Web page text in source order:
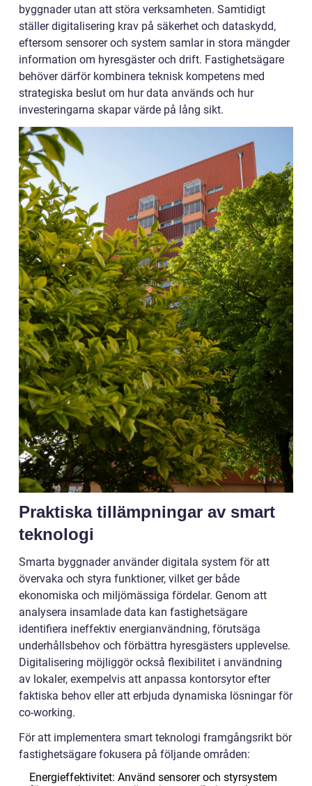
byggnader utan att störa verksamheten. Samtidigt
ställer digitalisering krav på säkerhet och dataskydd,
eftersom sensorer och system samlar in stora mängder
information om hyresgäster och drift. Fastighetsägare
behöver därför kombinera teknisk kompetens med
strategiska beslut om hur data används och hur
investeringarna skapar värde på lång sikt.
Praktiska tillämpningar av smart
teknologi
Smarta byggnader använder digitala system för att
övervaka och styra funktioner, vilket ger både
ekonomiska och miljömässiga fördelar. Genom att
analysera insamlade data kan fastighetsägare
identifiera ineffektiv energianvändning, förutsäga
underhållsbehov och förbättra hyresgästers upplevelse.
Digitalisering möjliggör också flexibilitet i användning
av lokaler, exempelvis att anpassa kontorsytor efter
faktiska behov eller att erbjuda dynamiska lösningar för
co-working.
För att implementera smart teknologi framgångsrikt bör
fastighetsägare fokusera på följande områden:
Energieffektivitet: Använd sensorer och styrsystem